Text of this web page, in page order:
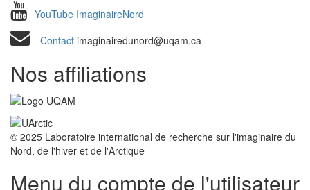
YouTube ImaginaireNord
Contact imaginairedunord@uqam.ca
Nos affiliations
© 2025 Laboratoire international de recherche sur l'imaginaire du
Nord, de l'hiver et de l'Arctique
Menu du compte de l'utilisateur